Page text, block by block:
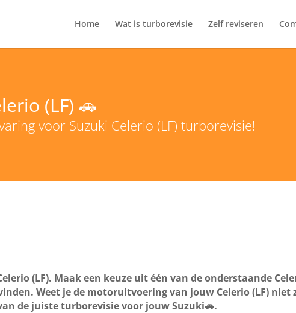
Home Wat is turborevisie Zelf reviseren
(LF) 🚗
voor Suzuki Celerio (LF) turborevisie!
(LF). Maak een keuze uit één van de onderstaande
Weet je de motoruitvoering van jouw Celerio (LF) niet
de juiste turborevisie voor jouw Suzuki🚗.